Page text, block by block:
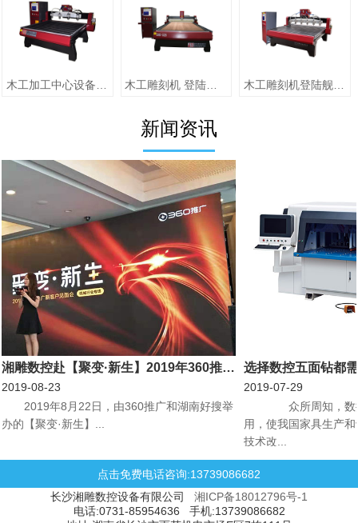
木工雕刻机登陆舰系列 ZMD-1618A
新闻资讯
湘雕数控赴【聚变·新生】2019年360推广新客户见面会机械行业专场会议
2019-08-23
​2019年8月22日，由360推广和湖南好搜举
办的【聚变·新生】...
选择数控五面钻都
2019-07-29
众所周知，数
用，使我国家具生产
技术改...
点击免费电话咨询:13739086682
长沙湘雕数控设备有限公司 湘ICP备18012796号-1
电话:0731-85954636 手机:13739086682